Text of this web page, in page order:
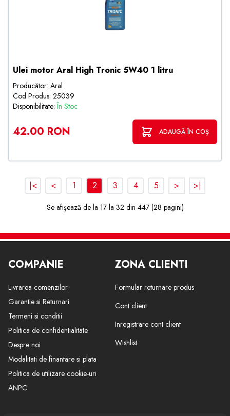
Ulei motor Aral High Tronic 5W40 1 litru
Producător: Aral
Cod Produs: 25039
Disponibilitate:În Stoc
42.00 RON ADAUGĂ ÎN COȘ
|< < 1 2 3 4 5 > >|
Se afișează de la 17 la 32 din 447 (28 pagini)
COMPANIE
Livrarea comenzilor
Garantie si Returnari
Termeni si conditii
Politica de confidentialitate
Despre noi
Modalitati de finantare si plata
Politica de utilizare cookie-uri
ANPC
ZONA CLIENTI
Formular returnare produs
Cont client
Inregistrare cont client
Wishlist